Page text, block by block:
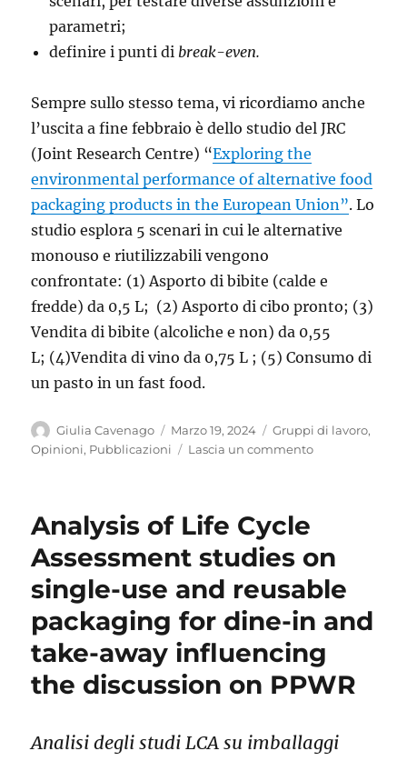
parametri;
definire i punti di break-even.
Sempre sullo stesso tema, vi ricordiamo anche
l’uscita a fine febbraio è dello studio del JRC
(Joint Research Centre) “Exploring the
environmental performance of alternative food
packaging products in the European Union”. Lo
studio esplora 5 scenari in cui le alternative
monouso e riutilizzabili vengono
confrontate: (1) Asporto di bibite (calde e
fredde) da 0,5 L; (2) Asporto di cibo pronto; (3)
Vendita di bibite (alcoliche e non) da 0,55
L; (4)Vendita di vino da 0,75 L ; (5) Consumo di
un pasto in un fast food.
Autore
Giulia Cavenago
Pubblicato
il
Marzo 19, 2024 Categorie
Gruppi di lavoro,
Opinioni, Pubblicazioni Lascia un commentosu
e
riutilizzabili
per
la
un
aggiornamento
Analysis of Life Cycle
Assessment studies on
single-use and reusable
packaging for dine-in and
take-away influencing
the discussion on PPWR
Analisi degli studi LCA su imballaggi